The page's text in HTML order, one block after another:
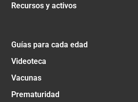
Recursos y activos
Guías para cada edad
Videoteca
Vacunas
Prematuridad